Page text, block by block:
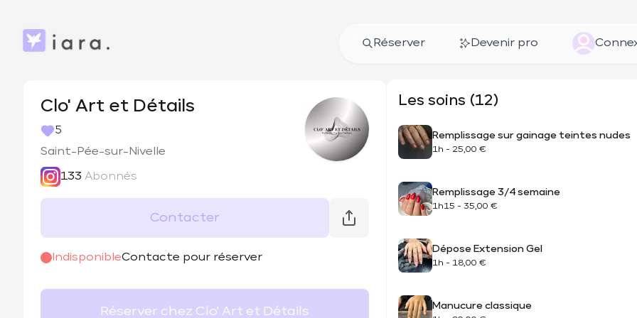
Réserver Devenir pro
Clo' Art et Détails
5
Saint-Pée-sur-Nivelle
133 Abonnés
Contacter
IndisponibleContacte pour réserver
@clo_art_et_details
Réserver chez Clo' Art et Détails
Les soins (12)
Remplissage sur gainage teintes nudes
1h - 25,00 €
Remplissage 3/4 semaine
1h15 - 35,00 €
Dépose Extension Gel
1h - 18,00 €
Manucure classique